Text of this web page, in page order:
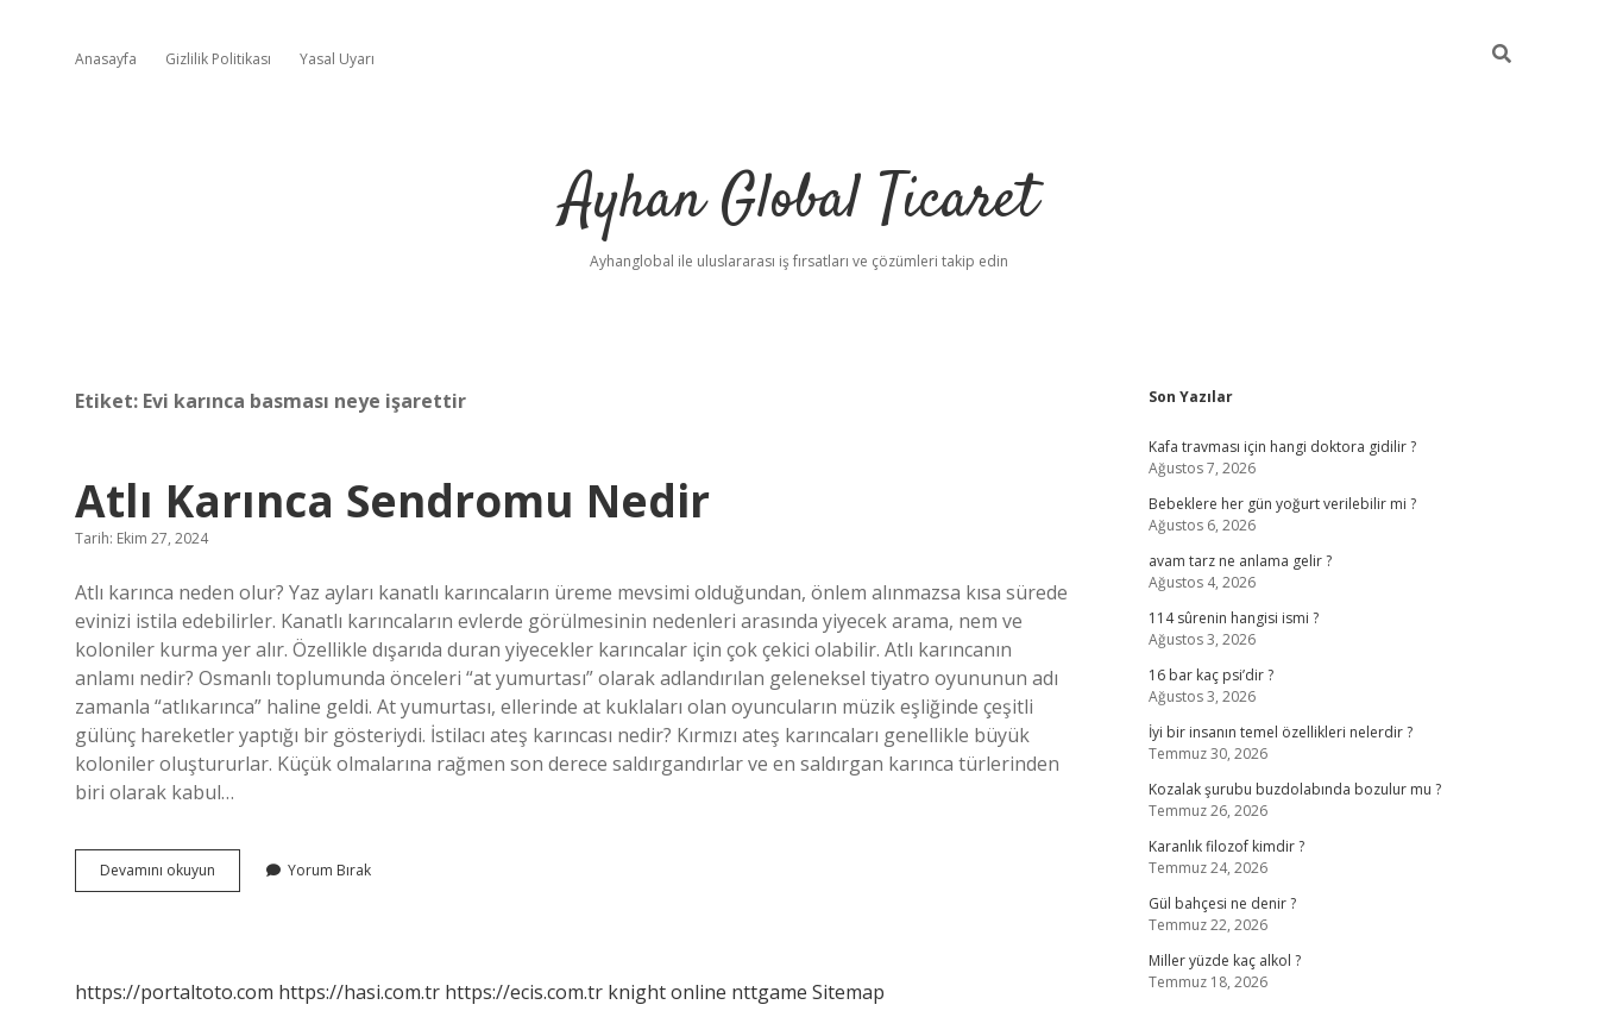
Anasayfa Gizlilik Politikası Yasal Uyarı
Ayhan Global Ticaret
Ayhanglobal ile uluslararası iş fırsatları ve çözümleri takip edin
Etiket: Evi karınca basması neye işarettir
Atlı Karınca Sendromu Nedir
Tarih: Ekim 27, 2024
Atlı karınca neden olur? Yaz ayları kanatlı karıncaların üreme mevsimi olduğundan, önlem alınmazsa kısa sürede
evinizi istila edebilirler. Kanatlı karıncaların evlerde görülmesinin nedenleri arasında yiyecek arama, nem ve
koloniler kurma yer alır. Özellikle dışarıda duran yiyecekler karıncalar için çok çekici olabilir. Atlı karıncanın
anlamı nedir? Osmanlı toplumunda önceleri “at yumurtası” olarak adlandırılan geleneksel tiyatro oyununun adı
zamanla “atlıkarınca” haline geldi. At yumurtası, ellerinde at kuklaları olan oyuncuların müzik eşliğinde çeşitli
gülünç hareketler yaptığı bir gösteriydi. İstilacı ateş karıncası nedir? Kırmızı ateş karıncaları genellikle büyük
koloniler oluştururlar. Küçük olmalarına rağmen son derece saldırgandırlar ve en saldırgan karınca türlerinden
biri olarak kabul…
Devamını okuyun
Karınca
Yorum Bırak
https://portaltoto.com https://hasi.com.tr https://ecis.com.tr knight online nttgame Sitemap
Sidebar
Son Yazılar
Kafa travması için hangi doktora gidilir ?
Ağustos 7, 2026
Bebeklere her gün yoğurt verilebilir mi ?
Ağustos 6, 2026
avam tarz ne anlama gelir ?
Ağustos 4, 2026
114 sûrenin hangisi ismi ?
Ağustos 3, 2026
16 bar kaç psi’dir ?
Ağustos 3, 2026
İyi bir insanın temel özellikleri nelerdir ?
Temmuz 30, 2026
Kozalak şurubu buzdolabında bozulur mu ?
Temmuz 26, 2026
Karanlık filozof kimdir ?
Temmuz 24, 2026
Gül bahçesi ne denir ?
Temmuz 22, 2026
Miller yüzde kaç alkol ?
Temmuz 18, 2026